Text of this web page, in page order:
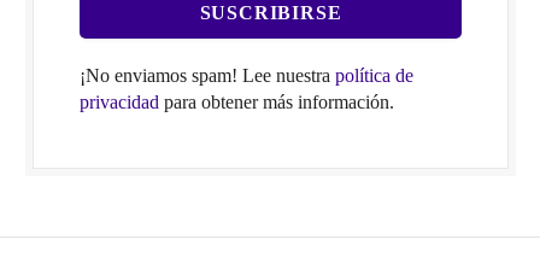
¡No enviamos spam! Lee nuestra política de
privacidad para obtener más información.